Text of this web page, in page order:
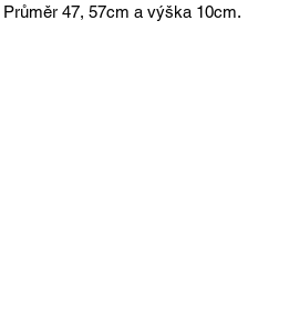
47, 57cm a výška 10cm.